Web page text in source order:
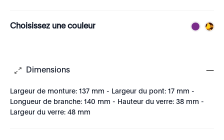
Choisissez une couleur
Dimensions
Largeur de monture: 137 mm - Largeur du pont: 17 mm -
Longueur de branche: 140 mm - Hauteur du verre: 38 mm -
Largeur du verre: 48 mm